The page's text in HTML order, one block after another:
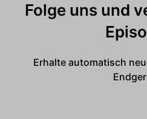
Folge uns und
Erhalte automatisch